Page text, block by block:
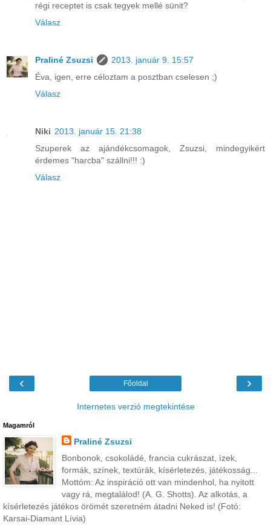
régi receptet is csak tegyek mellé sünit?
Válasz
Praliné Zsuzsi
2013. január 9. 15:57
Éva, igen, erre céloztam a posztban cselesen ;)
Válasz
Niki 2013. január 15. 21:38
Szuperek az ajándékcsomagok, Zsuzsi, mindegyikért
érdemes "harcba" szállni!!! :)
Válasz
‹ ›
Főoldal
Internetes verzió megtekintése
Magamról
Praliné Zsuzsi
Bonbonok, csokoládé, francia cukrászat, ízek,
formák, színek, textúrák, kísérletezés, játékosság...
Mottóm: Az inspiráció ott van mindenhol, ha nyitott
vagy rá, megtalálod! (A. G. Shotts). Az alkotás, a
kísérletezés játékos örömét szeretném átadni Neked is! (Fotó:
Karsai-Diamant Lívia)